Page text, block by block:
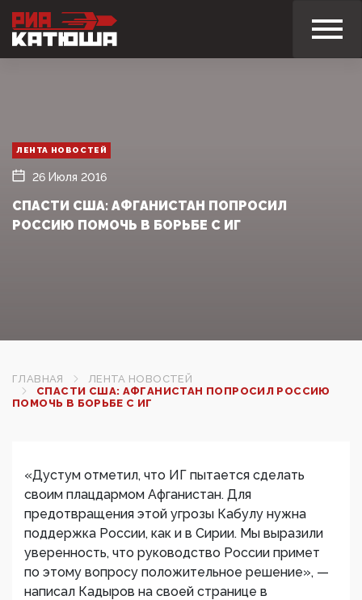
ЛЕНТА НОВОСТЕЙ
26 Июля 2016
СПАСТИ США: АФГАНИСТАН ПОПРОСИЛ
РОССИЮ ПОМОЧЬ В БОРЬБЕ С ИГ
ГЛАВНАЯ
ЛЕНТА НОВОСТЕЙ
СПАСТИ США: АФГАНИСТАН ПОПРОСИЛ РОССИЮ
ПОМОЧЬ В БОРЬБЕ С ИГ
«Дустум отметил, что ИГ пытается сделать
своим плацдармом Афганистан. Для
предотвращения этой угрозы Кабулу нужна
поддержка России, как и в Сирии. Мы выразили
уверенность, что руководство России примет
по этому вопросу положительное решение», —
написал Кадыров на своей странице в